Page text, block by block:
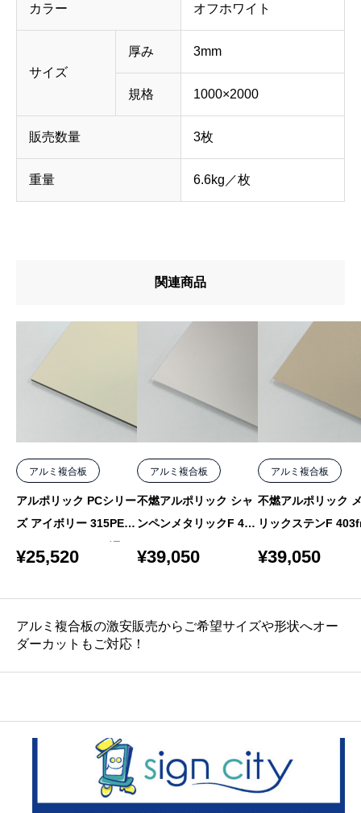
カラー オフホワイト
サイズ
厚み 3mm
規格 1000×2000
販売数量 3枚
重量 6.6kg／枚
関連商品
アルミ複合板
アルポリック PCシリー
ズ アイボリー 315PE 3
mm 1000×2000 バラ
¥25,520
アルミ複合板
不燃アルポリック シャ
ンペンメタリックF 403
50 バラ
¥39,050
アルミ複合板
不燃アルポリック
リックステンF
¥39,050
アルミ複合板の激安販売からご希望サイズや形状へオー
ダーカットもご対応！